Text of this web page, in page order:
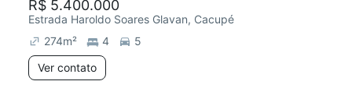
R$ 5.400.000
Estrada Haroldo Soares Glavan, Cacupé
274m² 4
5
Ver contato